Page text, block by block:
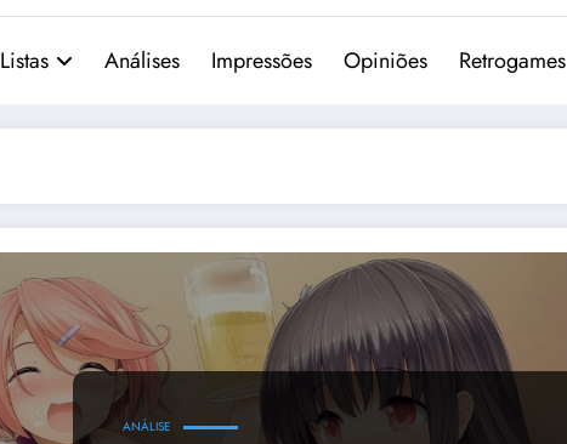
Listas Análises Impressões Opiniões Retrogames
ANÁLISE